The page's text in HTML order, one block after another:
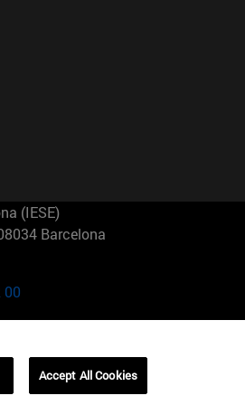
(IESE)
Barcelona
00
Brasil
Accept All Cookies